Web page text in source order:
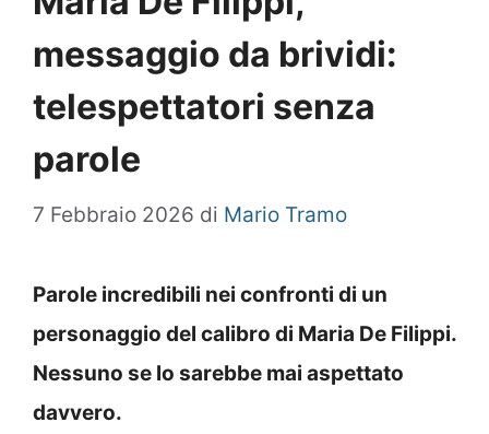
messaggio da brividi:
telespettatori senza
parole
7 Febbraio 2026 di Mario Tramo
Parole incredibili nei confronti di un
personaggio del calibro di Maria De Filippi.
Nessuno se lo sarebbe mai aspettato
davvero.